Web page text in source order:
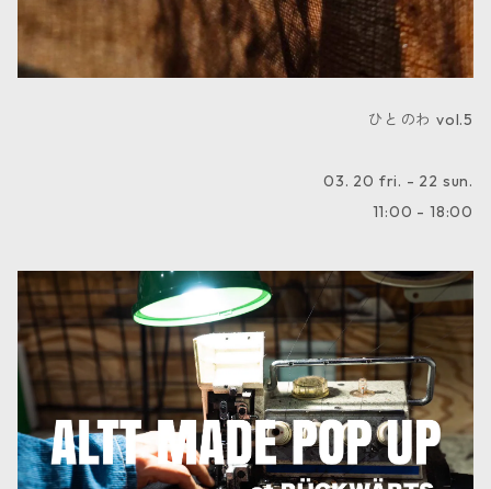
ひとのわ vol.5
03. 20 fri. - 22 sun.
11:00 - 18:00